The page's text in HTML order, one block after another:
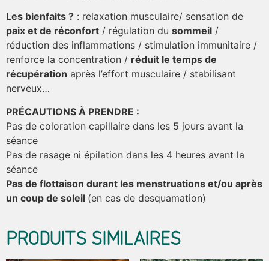
Les bienfaits ? : relaxation musculaire/ sensation de
paix et de réconfort / régulation du sommeil /
réduction des inflammations / stimulation immunitaire /
renforce la concentration / réduit le temps de
récupération après l’effort musculaire / stabilisant
nerveux…
PRÉCAUTIONS À PRENDRE :
Pas de coloration capillaire dans les 5 jours avant la
séance
Pas de rasage ni épilation dans les 4 heures avant la
séance
Pas de flottaison durant les menstruations et/ou après
un coup de soleil (en cas de desquamation)
PRODUITS SIMILAIRES